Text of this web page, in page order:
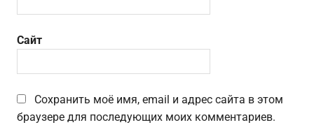
Сайт
Сохранить моё имя, email и адрес сайта в этом
браузере для последующих моих комментариев.